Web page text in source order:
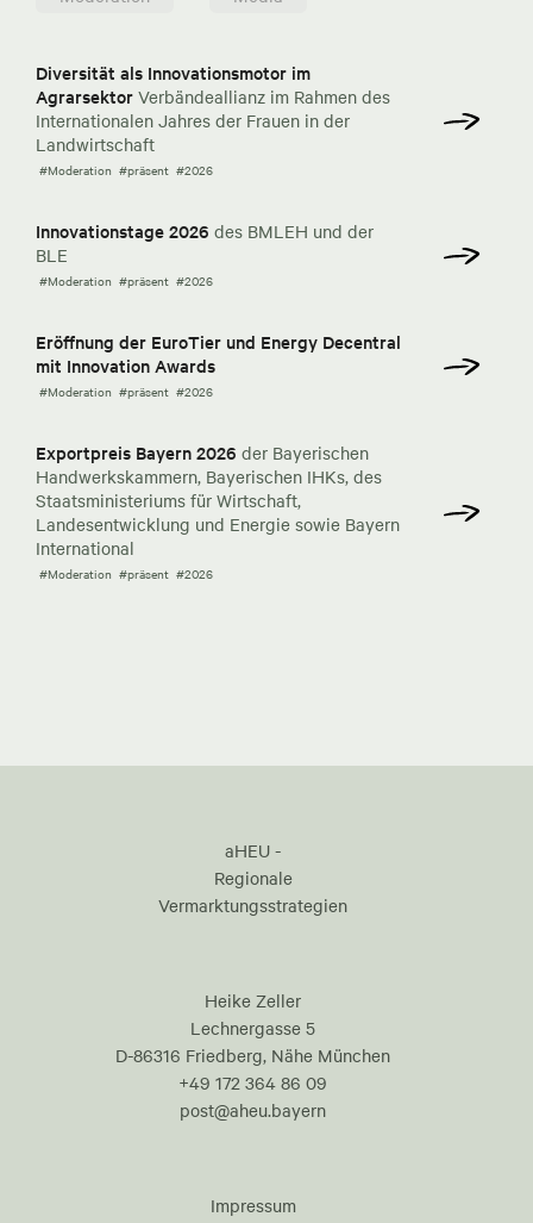
Diversität als Innovationsmotor im
Agrarsektor Verbändeallianz im Rahmen des
Internationalen Jahres der Frauen in der
Landwirtschaft
#Moderation #präsent #2026
Innovationstage 2026 des BMLEH und der
BLE
#Moderation #präsent #2026
Eröffnung der EuroTier und Energy Decentral
mit Innovation Awards
#Moderation #präsent #2026
Exportpreis Bayern 2026 der Bayerischen
Handwerkskammern, Bayerischen IHKs, des
Staatsministeriums für Wirtschaft,
Landesentwicklung und Energie sowie Bayern
International
#Moderation #präsent #2026
aHEU -
Regionale
Vermarktungsstrategien
Heike Zeller
Lechnergasse 5
D-86316 Friedberg, Nähe München
+49 172 364 86 09
post@aheu.bayern
Impressum